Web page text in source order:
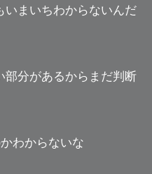
いまいちわからないんだ
部分があるからまだ判断
わからないな